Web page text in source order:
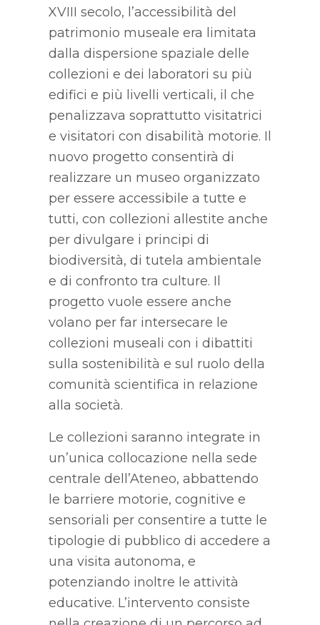
XVIII secolo, l’accessibilità del
patrimonio museale era limitata
dalla dispersione spaziale delle
collezioni e dei laboratori su più
edifici e più livelli verticali, il che
penalizzava soprattutto visitatrici
e visitatori con disabilità motorie. Il
nuovo progetto consentirà di
realizzare un museo organizzato
per essere accessibile a tutte e
tutti, con collezioni allestite anche
per divulgare i principi di
biodiversità, di tutela ambientale
e di confronto tra culture. Il
progetto vuole essere anche
volano per far intersecare le
collezioni museali con i dibattiti
sulla sostenibilità e sul ruolo della
comunità scientifica in relazione
alla società.
Le collezioni saranno integrate in
un’unica collocazione nella sede
centrale dell’Ateneo, abbattendo
le barriere motorie, cognitive e
sensoriali per consentire a tutte le
tipologie di pubblico di accedere a
una visita autonoma, e
potenziando inoltre le attività
educative. L’intervento consiste